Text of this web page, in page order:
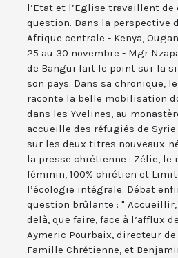
l’Etat et l’Eglise travaillent
question. Dans la perspective
Afrique centrale - Kenya,
25 au 30 novembre - Mgr
de Bangui fait le point sur la
son pays. Dans sa chronique,
raconte la belle mobilisation
dans les Yvelines, au
accueille des réfugiés de Syrie
sur les deux titres nouveaux-
la presse chrétienne : Zélie, le
féminin, 100% chrétien et
l’écologie intégrale. Débat
question brûlante : " Accueillir,
delà, que faire, face à l’afflux
Aymeric Pourbaix, directeur
Famille Chrétienne, et